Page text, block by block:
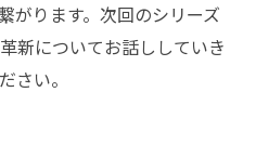
がります。次回のシリーズ
新についてお話ししていき
さい。